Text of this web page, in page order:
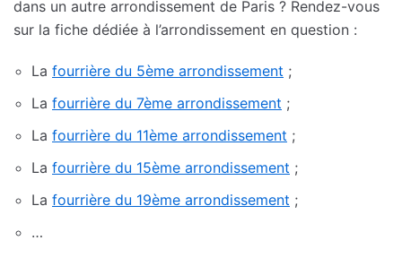
dans un autre arrondissement de Paris ? Rendez-vous
sur la fiche dédiée à l’arrondissement en question :
La fourrière du 5ème arrondissement ;
La fourrière du 7ème arrondissement ;
La fourrière du 11ème arrondissement ;
La fourrière du 15ème arrondissement ;
La fourrière du 19ème arrondissement ;
…